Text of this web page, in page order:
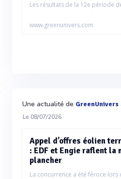
Les résultats de la 12e période
www.greenunivers.com
Une actualité de GreenUnivers
Le 08/07/2026
Appel d’offres éolien
: EDF et Engie raflent la
plancher
La concurrence a été féroce lors